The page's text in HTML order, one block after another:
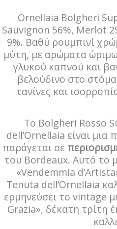
Ornellaia Bolgheri
Sauvignon 56%, Merlot
9%. Βαθύ ρουμπινί
μύτη, με αρώματα
γλυκού καπνού και
βελούδινο στο
τανίνες και
Το Bolgheri Rosso
dell’Ornellaia είναι
παράγεται σε
του Bordeaux. Αυτό το
«Vendemmia
Tenuta dell’Ornellaia
ερμηνεύσει το vintage
Grazia», δέκατη τρίτη